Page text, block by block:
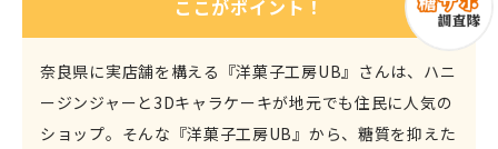
ここがポイント！
奈良県に実店舗を構える『洋菓子工房UB』さんは、ハニ
ージンジャーと3Dキャラケーキが地元でも住民に人気の
ショップ。そんな『洋菓子工房UB』から、糖質を抑えた